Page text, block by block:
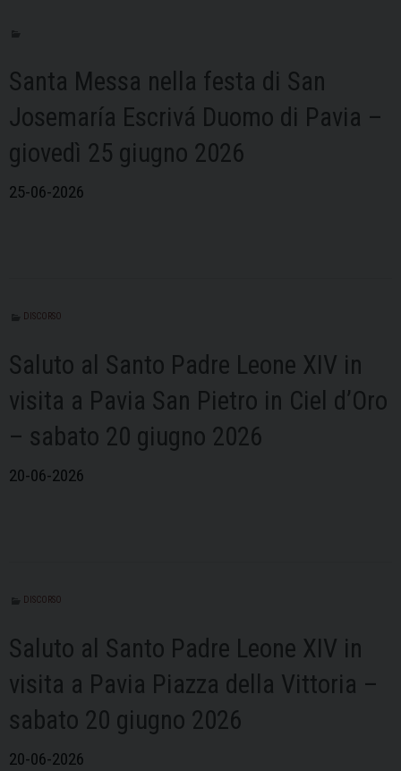
Santa Messa nella festa di San
Josemaría Escrivá Duomo di Pavia –
giovedì 25 giugno 2026
25-06-2026
DISCORSO
Saluto al Santo Padre Leone XIV in
visita a Pavia San Pietro in Ciel d’Oro
– sabato 20 giugno 2026
20-06-2026
DISCORSO
Saluto al Santo Padre Leone XIV in
visita a Pavia Piazza della Vittoria –
sabato 20 giugno 2026
20-06-2026